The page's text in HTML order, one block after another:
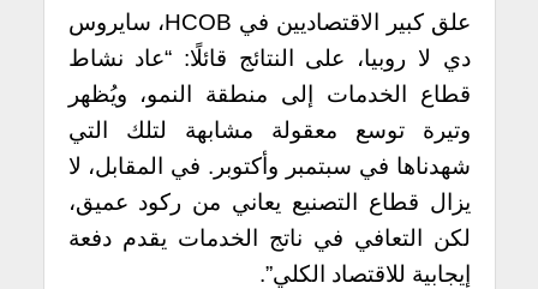
علق كبير الاقتصاديين في HCOB، سايروس
دي لا روبيا، على النتائج قائلًا: “عاد نشاط
قطاع الخدمات إلى منطقة النمو، ويُظهر
وتيرة توسع معقولة مشابهة لتلك التي
شهدناها في سبتمبر وأكتوبر. في المقابل، لا
يزال قطاع التصنيع يعاني من ركود عميق،
لكن التعافي في ناتج الخدمات يقدم دفعة
إيجابية للاقتصاد الكلي”.